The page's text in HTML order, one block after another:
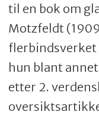
til en bok om
Motzfeldt
flerbindsverket
hun blant
etter 2.